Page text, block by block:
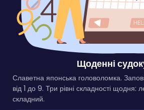
Щоденні
Славетна японська головоломка.
від 1 до 9. Три рівні складності щодня:
складний.